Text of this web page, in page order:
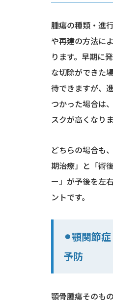
腫瘍の種類・進
や再建の方法に
ります。早期に
な切除ができた
待できますが、
つかった場合は
スクが高くなりま
どちらの場合も
期治療」と「術
ー」が予後を左
ントです。
⚫︎顎関節
予防
顎骨腫瘍そのも